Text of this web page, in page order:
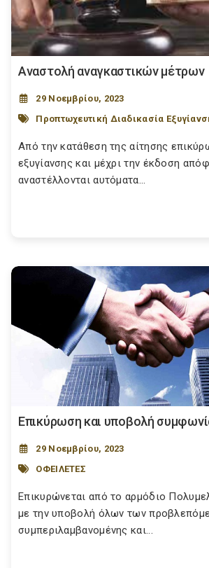
Αναστολή αναγκαστικών μέτρων
29 Νοεμβρίου, 2023
Προπτωχευτική Διαδικασία
Από την κατάθεση της αίτησης
εξυγίανσης και μέχρι την έκδοση
αναστέλλονται αυτόματα...
Επικύρωση και υποβολή
29 Νοεμβρίου, 2023
ΟΦΕΙΛΕΤΕΣ
Επικυρώνεται από το αρμόδιο
με την υποβολή όλων των
συμπεριλαμβανομένης και...